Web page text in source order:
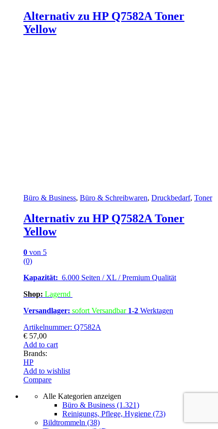
Alternativ zu HP Q7582A Toner
Yellow
Büro & Business, Büro & Schreibwaren, Druckbedarf, Toner
Alternativ zu HP Q7582A Toner
Yellow
0 von 5
(0)
Kapazität: 6.000 Seiten / XL / Premium Qualität
Shop: Lagernd
Versandlager: sofort Versandbar 1-2 Werktagen
Artikelnummer: Q7582A
€ 57,00
Add to cart
Brands:
HP
Add to wishlist
Compare
Alle Kategorien anzeigen
Büro & Business (1.321)
Reinigungs, Pflege, Hygiene (73)
Bildtrommeln (38)